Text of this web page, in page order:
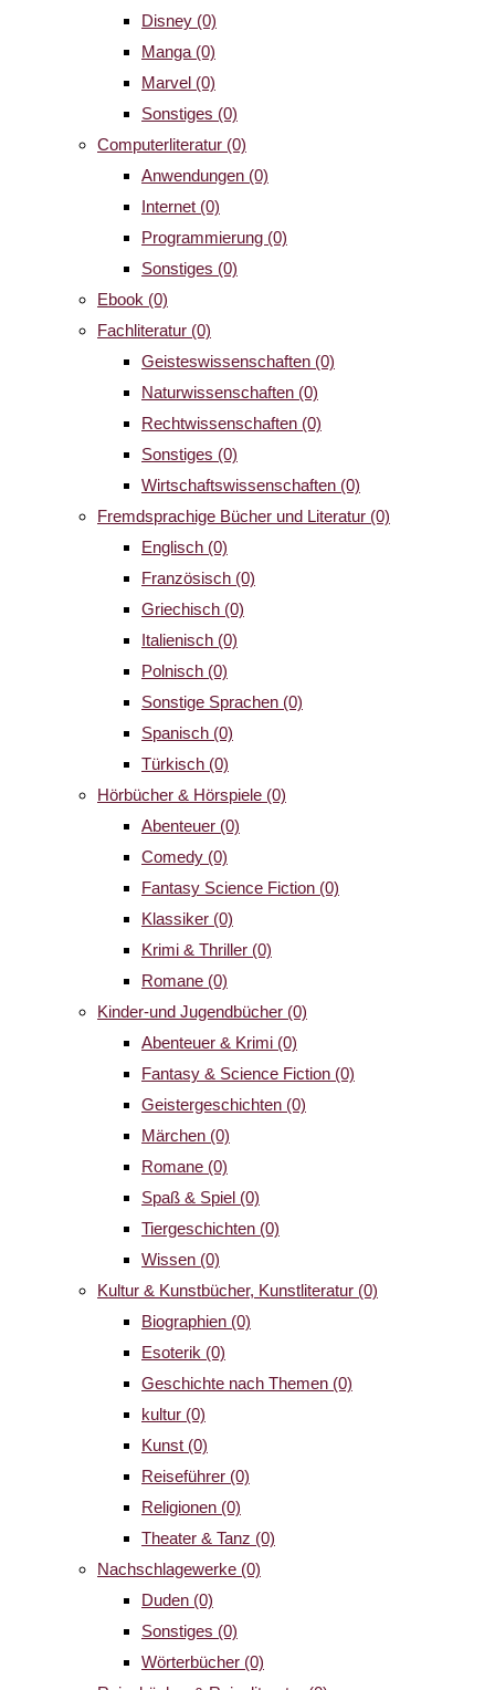
Disney (0)
Manga (0)
Marvel (0)
Sonstiges (0)
Computerliteratur (0)
Anwendungen (0)
Internet (0)
Programmierung (0)
Sonstiges (0)
Ebook (0)
Fachliteratur (0)
Geisteswissenschaften (0)
Naturwissenschaften (0)
Rechtwissenschaften (0)
Sonstiges (0)
Wirtschaftswissenschaften (0)
Fremdsprachige Bücher und Literatur (0)
Englisch (0)
Französisch (0)
Griechisch (0)
Italienisch (0)
Polnisch (0)
Sonstige Sprachen (0)
Spanisch (0)
Türkisch (0)
Hörbücher & Hörspiele (0)
Abenteuer (0)
Comedy (0)
Fantasy Science Fiction (0)
Klassiker (0)
Krimi & Thriller (0)
Romane (0)
Kinder-und Jugendbücher (0)
Abenteuer & Krimi (0)
Fantasy & Science Fiction (0)
Geistergeschichten (0)
Märchen (0)
Romane (0)
Spaß & Spiel (0)
Tiergeschichten (0)
Wissen (0)
Kultur & Kunstbücher, Kunstliteratur (0)
Biographien (0)
Esoterik (0)
Geschichte nach Themen (0)
kultur (0)
Kunst (0)
Reiseführer (0)
Religionen (0)
Theater & Tanz (0)
Nachschlagewerke (0)
Duden (0)
Sonstiges (0)
Wörterbücher (0)